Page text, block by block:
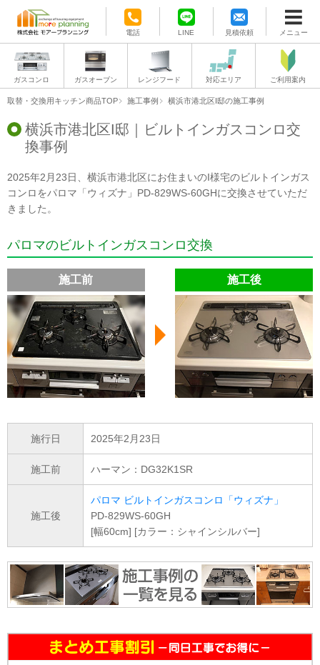
電話 LINE 見積依頼 メニュー
ガスコンロ ガスオーブン レンジフード 対応エリア ご利用案内
取替・交換用キッチン商品TOP 施工事例 横浜市港北区I邸の施工事例
横浜市港北区I邸｜ビルトインガスコンロ交
換事例
2025年2月23日、横浜市港北区にお住まいのI様宅のビルトインガス
コンロをパロマ「ウィズナ」PD-829WS-60GHに交換させていただ
きました。
パロマのビルトインガスコンロ交換
施工前 施工後
施行日 2025年2月23日
施工前 ハーマン：DG32K1SR
施工後
パロマ ビルトインガスコンロ「ウィズナ」
PD-829WS-60GH
[幅60cm] [カラー：シャインシルバー]